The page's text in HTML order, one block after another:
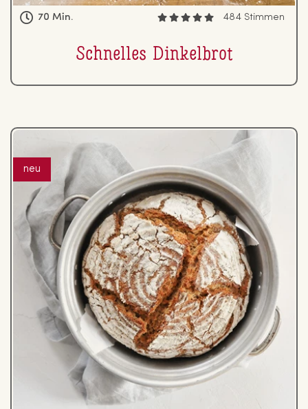
70 Min. 484 Stimmen
Schnelles Din­kel­brot
neu